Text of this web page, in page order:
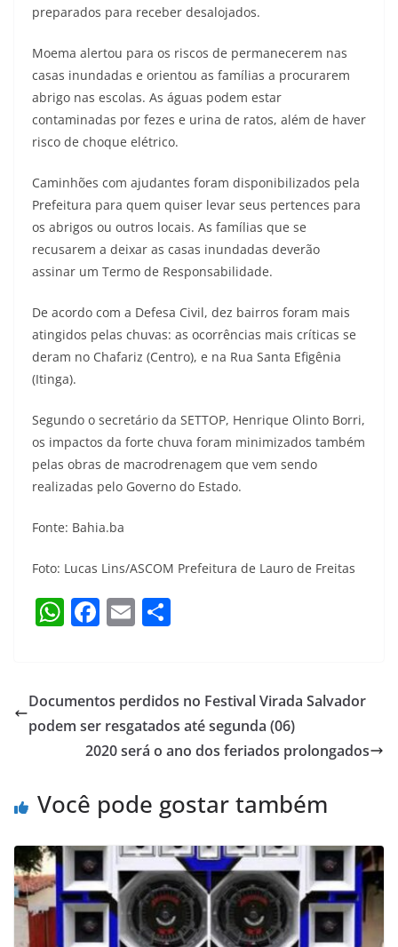
preparados para receber desalojados.
Moema alertou para os riscos de permanecerem nas
casas inundadas e orientou as famílias a procurarem
abrigo nas escolas. As águas podem estar
contaminadas por fezes e urina de ratos, além de haver
risco de choque elétrico.
Caminhões com ajudantes foram disponibilizados pela
Prefeitura para quem quiser levar seus pertences para
os abrigos ou outros locais. As famílias que se
recusarem a deixar as casas inundadas deverão
assinar um Termo de Responsabilidade.
De acordo com a Defesa Civil, dez bairros foram mais
atingidos pelas chuvas: as ocorrências mais críticas se
deram no Chafariz (Centro), e na Rua Santa Efigênia
(Itinga).
Segundo o secretário da SETTOP, Henrique Olinto Borri,
os impactos da forte chuva foram minimizados também
pelas obras de macrodrenagem que vem sendo
realizadas pelo Governo do Estado.
Fonte: Bahia.ba
Foto: Lucas Lins/ASCOM Prefeitura de Lauro de Freitas
W
s
A
F
e
b
o
k
E
l e
Documentos perdidos no Festival Virada Salvador
podem ser resgatados até segunda (06)
2020 será o ano dos feriados prolongados
Você pode gostar também